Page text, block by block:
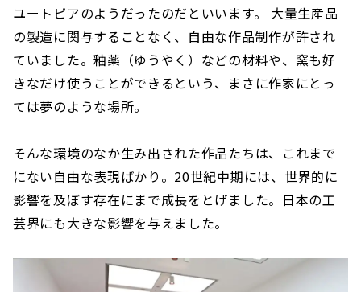
ユートピアのようだったのだといいます。 大量生産品
の製造に関与することなく、自由な作品制作が許され
ていました。釉薬（ゆうやく）などの材料や、窯も好
きなだけ使うことができるという、まさに作家にとっ
ては夢のような場所。
そんな環境のなか生み出された作品たちは、これまで
にない自由な表現ばかり。20世紀中期には、世界的に
影響を及ぼす存在にまで成長をとげました。日本の工
芸界にも大きな影響を与えました。